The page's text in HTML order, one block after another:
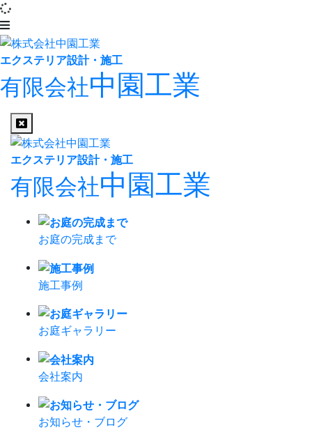
エクステリア設計・施工
有限会社中園工業
エクステリア設計・施工
有限会社中園工業
お庭の完成まで
施工事例
お庭ギャラリー
会社案内
お知らせ・ブログ